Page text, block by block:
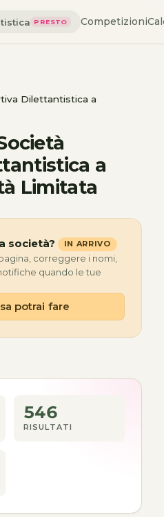
PRESTO Competizioni
Dilettantistica a
a
Limitata
società? IN ARRIVO
correggere i nomi,
quando le tue
potrai fare
546
RISULTATI